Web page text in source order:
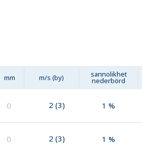
mm m/s (by) sannolikhet
nederbörd
0 2 (3) 1 %
0 2 (3) 1 %